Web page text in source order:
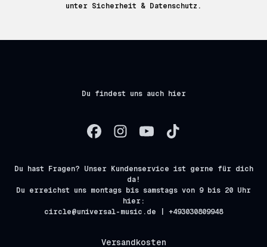
unter Sicherheit & Datenschutz.
Du findest uns auch hier
Du hast Fragen? Unser Kundenservice ist gerne für dich
da!
Du erreichst uns montags bis samstags von 9 bis 20 Uhr
hier:
circle@universal-music.de | +493030809948
Versandkosten